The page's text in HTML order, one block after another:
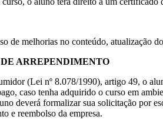
de melhorias no conteúdo, atualização
ARREPENDIMENTO
(Lei nº 8.078/1990), artigo 49, o
caso tenha adquirido o curso em
deverá formalizar sua solicitação por
e reembolso da empresa.